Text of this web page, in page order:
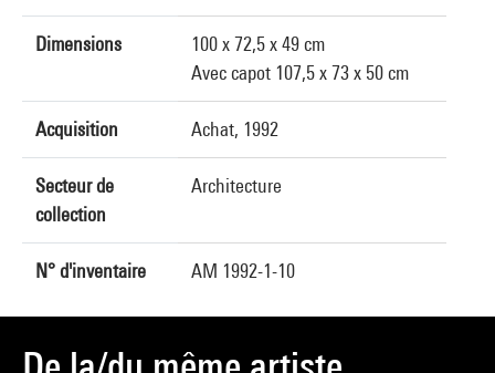
Dimensions
100 x 72,5 x 49 cm
Avec capot 107,5 x 73 x 50 cm
Acquisition Achat, 1992
Secteur de
collection
Architecture
N° d'inventaire AM 1992-1-10